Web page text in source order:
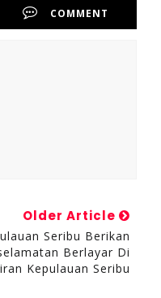
COMMENT
Older Article
Seribu Berikan
Berlayar Di
Kepulauan Seribu